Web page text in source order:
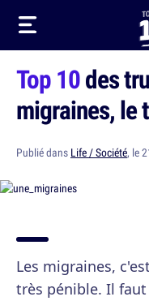
Top 10des
migraines, le
Publié dans Life / Société, le
Les migraines,
très pénible. Il